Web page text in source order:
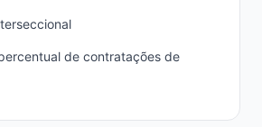
de contratações de